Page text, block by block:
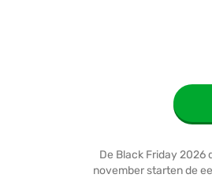
De Black Friday 2026
november starten de